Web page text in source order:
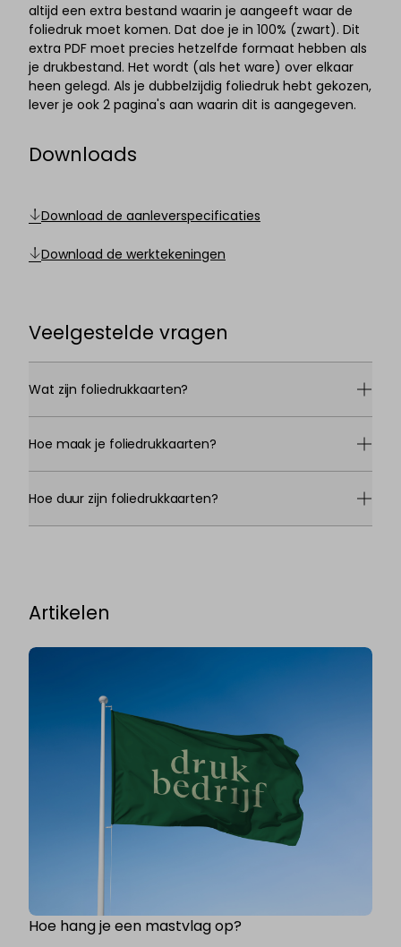
altijd een extra bestand waarin je aangeeft waar de
foliedruk moet komen. Dat doe je in 100% (zwart). Dit
extra PDF moet precies hetzelfde formaat hebben als
je drukbestand. Het wordt (als het ware) over elkaar
heen gelegd. Als je dubbelzijdig foliedruk hebt gekozen,
lever je ook 2 pagina's aan waarin dit is aangegeven.
Downloads
Download de aanleverspecificaties
Download de werktekeningen
Veelgestelde vragen
Wat zijn foliedrukkaarten?
Hoe maak je foliedrukkaarten?
Hoe duur zijn foliedrukkaarten?
Artikelen
Hoe hang je een mastvlag op?